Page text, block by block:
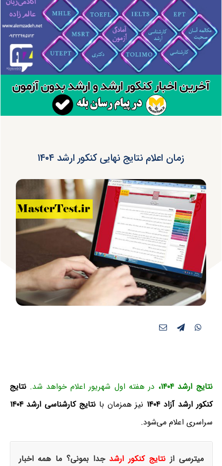
زمان اعلام نتایج نهایی کنکور ارشد ۱۴۰۴
نتایج ارشد ۱۴۰۴، در هفته اول شهریور اعلام خواهد شد. نتایج
کنکور ارشد آزاد ۱۴۰۴
نیز همزمان بانتایج کارشناسی ارشد ۱۴۰۴
سراسری اعلام می‌شود.
میترسی ازنتایج کنکور ارشد جدا بمونی؟ ما همه اخبار